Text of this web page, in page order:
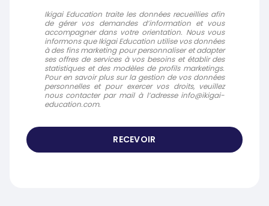
Ikigai Education traite les données recueillies afin
de gérer vos demandes d’information et vous
accompagner dans votre orientation. Nous vous
informons que Ikigai Education utilise vos données
à des fins marketing pour personnaliser et adapter
ses offres de services à vos besoins et établir des
statistiques et des modèles de profils marketings.
Pour en savoir plus sur la gestion de vos données
personnelles et pour exercer vos droits, veuillez
nous contacter par mail à l’adresse info@ikigai-
education.com.